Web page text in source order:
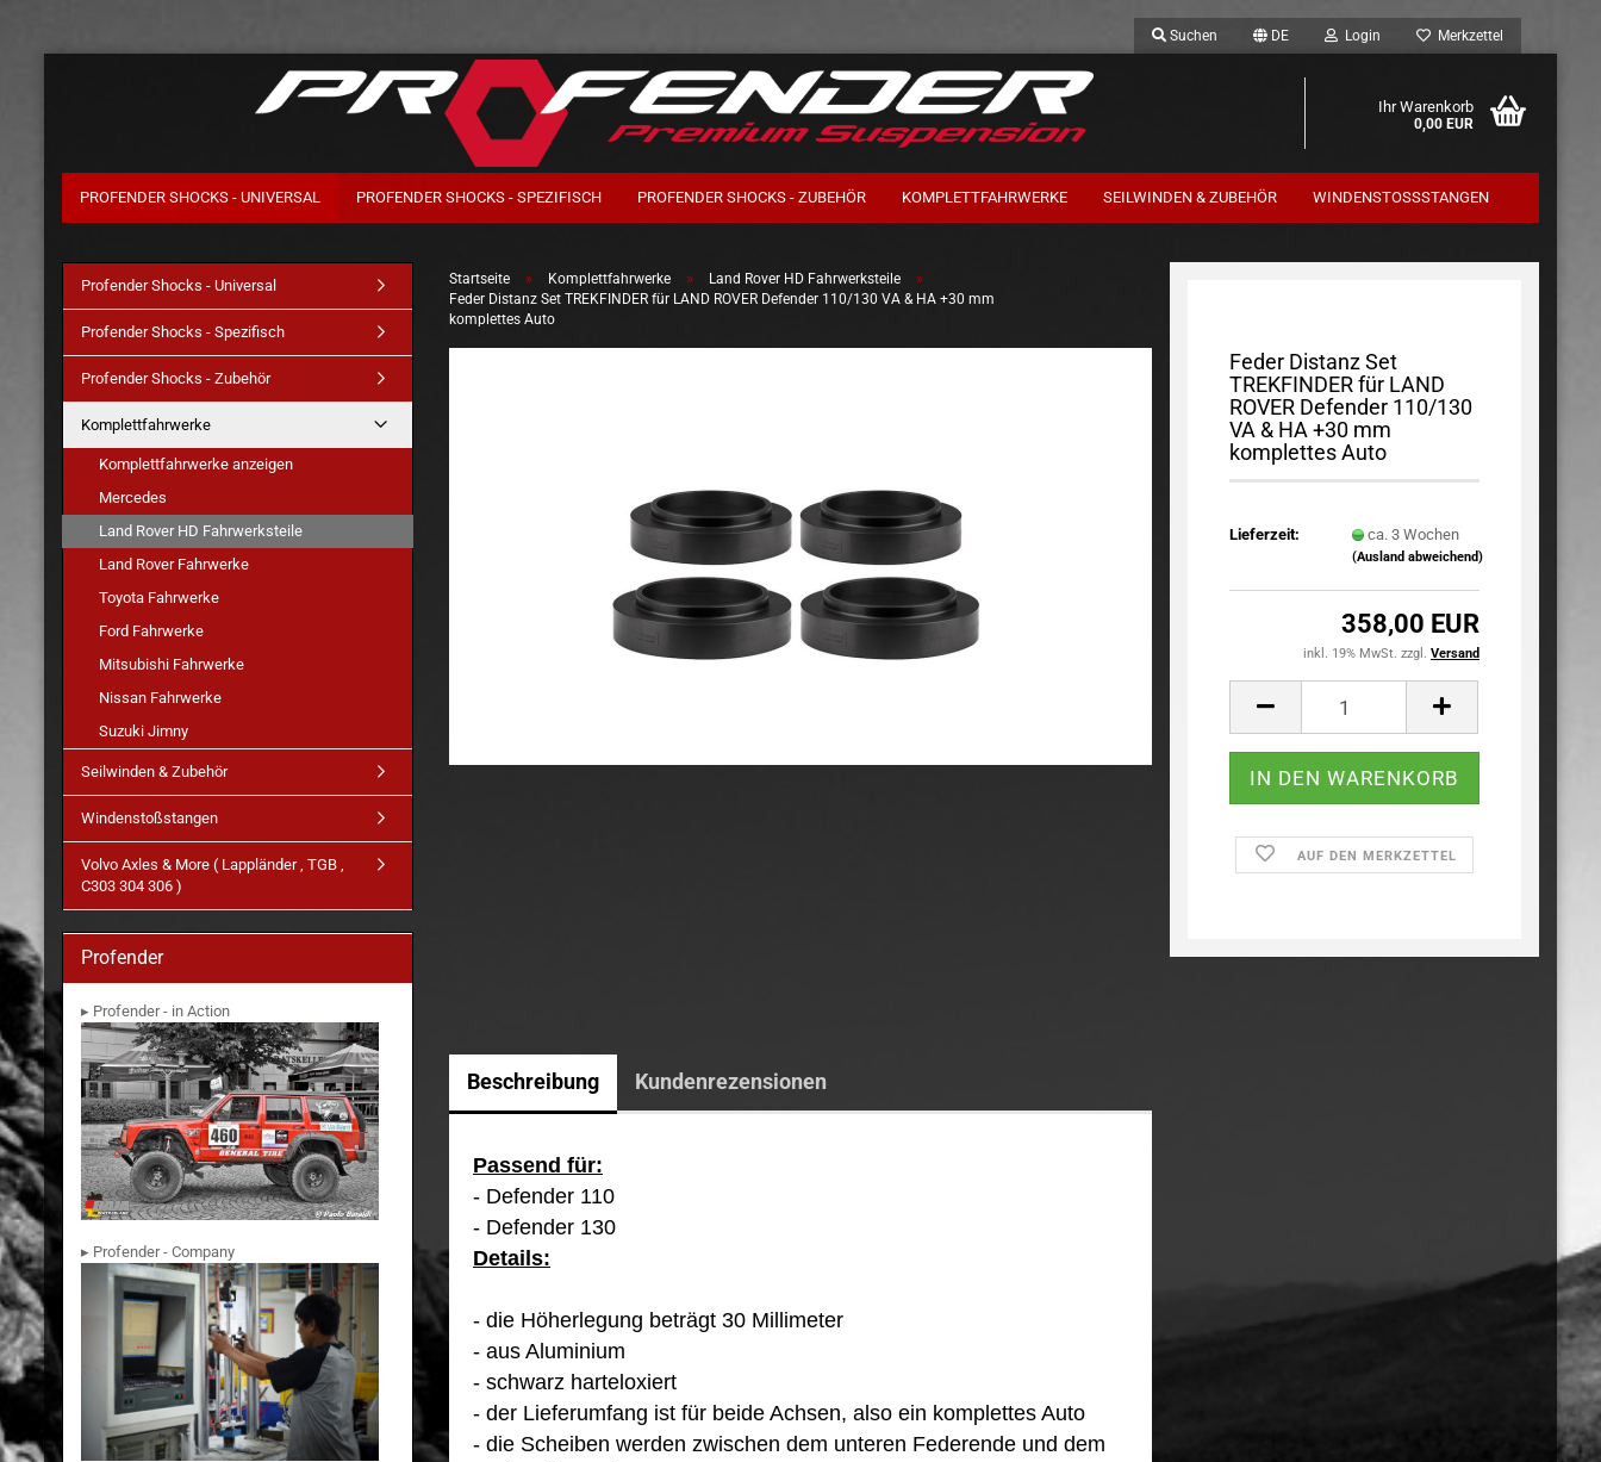
Suchen DE Login Merkzettel
Ihr Warenkorb
0,00 EUR
PROFENDER SHOCKS - UNIVERSAL PROFENDER SHOCKS - SPEZIFISCH PROFENDER SHOCKS - ZUBEHÖR KOMPLETTFAHRWERKE SEILWINDEN & ZUBEHÖR WINDENSTOSSSTANGEN
Startseite » Komplettfahrwerke » Land Rover HD Fahrwerksteile »
Feder Distanz Set TREKFINDER für LAND ROVER Defender 110/130 VA & HA +30 mm
komplettes Auto
Feder Distanz Set
TREKFINDER für LAND
ROVER Defender 110/130
VA & HA +30 mm
komplettes Auto
Lieferzeit: ca. 3 Wochen
(Ausland abweichend)
358,00 EUR
inkl. 19% MwSt. zzgl. Versand
AUF DEN MERKZETTEL
Beschreibung Kundenrezensionen
Passend für:
- Defender 110
- Defender 130
Details:
- die Höherlegung beträgt 30 Millimeter
- aus Aluminium
- schwarz harteloxiert
- der Lieferumfang ist für beide Achsen, also ein komplettes Auto
- die Scheiben werden zwischen dem unteren Federende und dem
Profender Shocks - Universal
Profender Shocks - Spezifisch
Profender Shocks - Zubehör
Komplettfahrwerke
Komplettfahrwerke anzeigen
Mercedes
Land Rover HD Fahrwerksteile
Land Rover Fahrwerke
Toyota Fahrwerke
Ford Fahrwerke
Mitsubishi Fahrwerke
Nissan Fahrwerke
Suzuki Jimny
Seilwinden & Zubehör
Windenstoßstangen
Volvo Axles & More ( Lappländer , TGB ,
C303 304 306 )
Profender
▸ Profender - in Action
▸ Profender - Company